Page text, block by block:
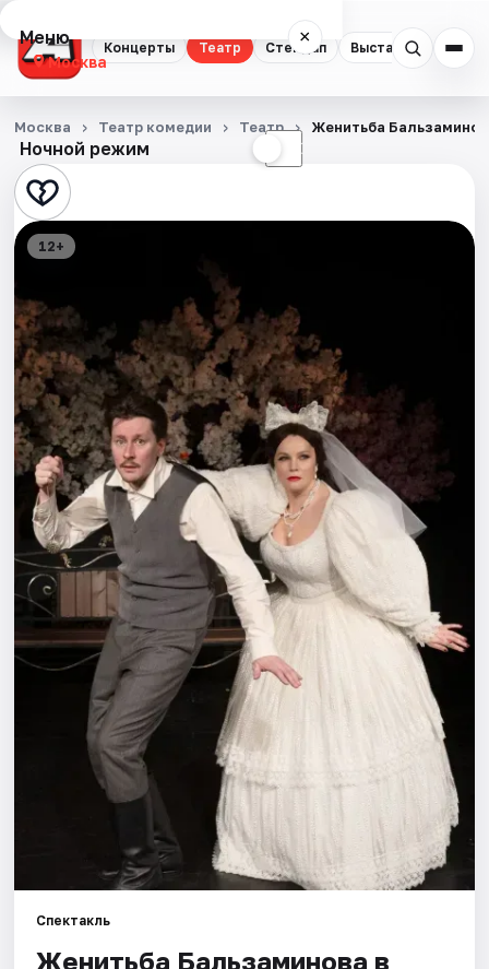
Концерты Театр Стендап Выставки
Меню ×
Москва
Концерты
Театр
Стендап
Квесты
Экскурсии
Спорт
События
Города
Площадки
Артисты
Рейтинги
Ночной режим ☾
Москва Театр комедии Театр Женитьба
12+
Спектакль
Женитьба Бальзаминова в